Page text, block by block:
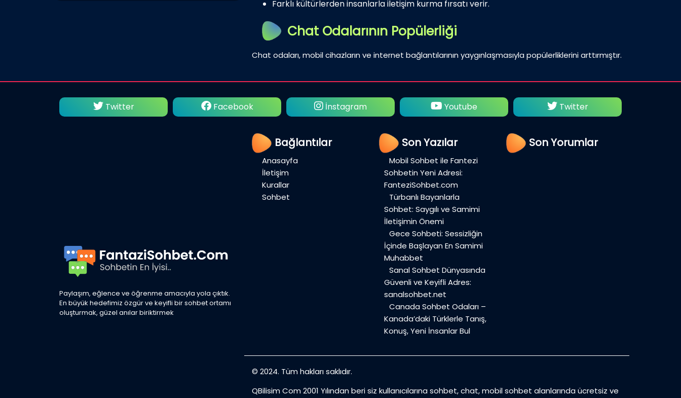
Farklı kültürlerden insanlarla iletişim kurma fırsatı verir.
Chat Odalarının Popülerliği
Chat odaları, mobil cihazların ve internet bağlantılarının yaygınlaşmasıyla popülerliklerini arttırmıştır.
Twitter Facebook İnstagram Youtube Twitter
Paylaşım, eğlence ve öğrenme amacıyla yola çıktık.
En büyük hedefimiz özgür ve keyifli bir sohbet ortamı
oluşturmak, güzel anılar biriktirmek
Bağlantılar
Anasayfa
İletişim
Kurallar
Sohbet
Son Yazılar
Mobil Sohbet ile Fantezi
Sohbetin Yeni Adresi:
FanteziSohbet.com
Türbanlı Bayanlarla
Sohbet: Saygılı ve Samimi
İletişimin Önemi
Gece Sohbeti: Sessizliğin
İçinde Başlayan En Samimi
Muhabbet
Sanal Sohbet Dünyasında
Güvenli ve Keyifli Adres:
sanalsohbet.net
Canada Sohbet Odaları –
Kanada’daki Türklerle Tanış,
Konuş, Yeni İnsanlar Bul
Son Yorumlar
© 2024. Tüm hakları saklıdır.
QBilisim Com 2001 Yılından beri siz kullanıcılarına sohbet, chat, mobil sohbet alanlarında ücretsiz ve